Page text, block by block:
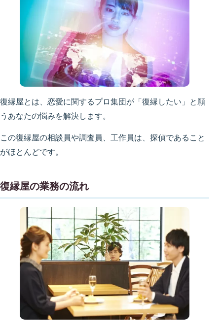
復縁屋とは、恋愛に関するプロ集団が「復縁したい」と願
うあなたの悩みを解決します。
この復縁屋の相談員や調査員、工作員は、探偵であること
がほとんどです。
復縁屋の業務の流れ